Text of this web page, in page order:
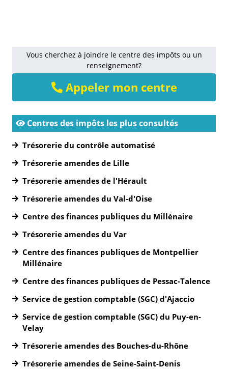
Vous cherchez à joindre le centre des impôts ou un
renseignement?
Appeler mon centre
Centres des impôts les plus consultés
Trésorerie du contrôle automatisé
Trésorerie amendes de Lille
Trésorerie amendes de l'Hérault
Trésorerie amendes du Val-d'Oise
Centre des finances publiques du Millénaire
Trésorerie amendes du Var
Centre des finances publiques de Montpellier
Millénaire
Centre des finances publiques de Pessac-Talence
Service de gestion comptable (SGC) d'Ajaccio
Service de gestion comptable (SGC) du Puy-en-
Velay
Trésorerie amendes des Bouches-du-Rhône
Trésorerie amendes de Seine-Saint-Denis